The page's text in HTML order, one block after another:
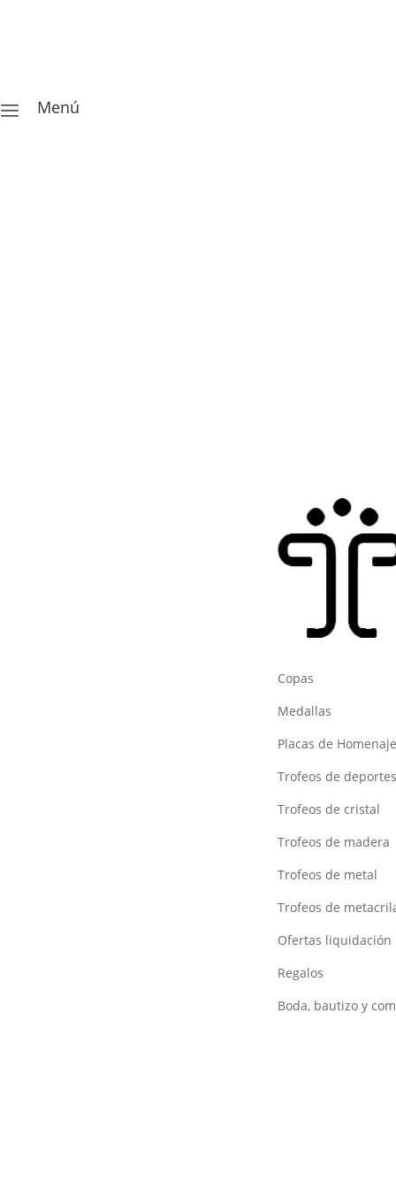
a Menú
Copas
Medallas
Placas de Homenaje
Trofeos de deportes
Trofeos de cristal
Trofeos de madera
Trofeos de metal
Trofeos de
Ofertas liquidación
Regalos
Boda, bautizo y